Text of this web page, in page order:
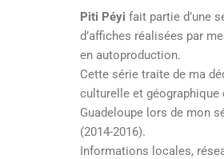
Piti Péyi fait partie d’une
d’affiches réalisées par
en autoproduction.
Cette série traite de ma
culturelle et géographique
Guadeloupe lors de mon
(2014-2016).
Informations locales,